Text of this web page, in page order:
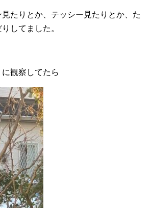
たりとか、テッシー見たりとか、た
してました。
観察してたら